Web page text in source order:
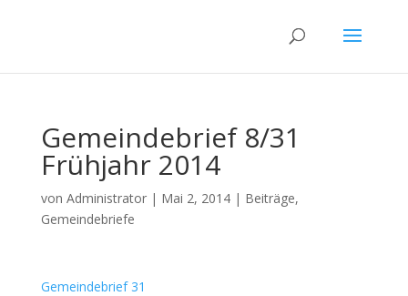
Gemeindebrief 8/31
Frühjahr 2014
von Administrator| Mai 2, 2014| Beiträge,
Gemeindebriefe
Gemeindebrief 31